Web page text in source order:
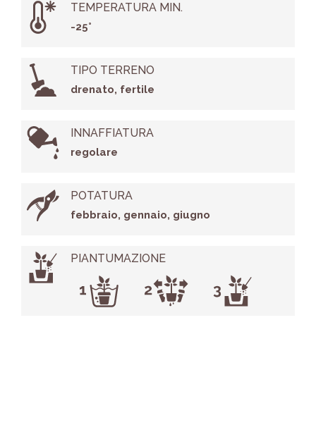
TEMPERATURA MIN.
-25°
TIPO TERRENO
drenato, fertile
INNAFFIATURA
regolare
POTATURA
febbraio, gennaio, giugno
PIANTUMAZIONE